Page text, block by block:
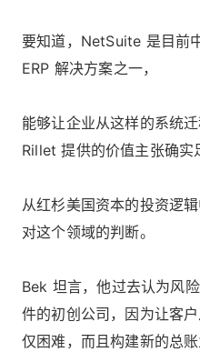
要知道，NetSuite 是目前
ERP 解决方案之一，
能够让企业从这样的系统
Rillet 提供的价值主张确实
从红杉美国资本的投资逻
对这个领域的判断。
Bek 坦言，他过去认为风
件的初创公司，因为让客
仅困难，而且构建新的总